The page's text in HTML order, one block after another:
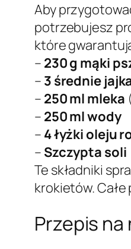
Aby
potrzebujesz
które
– 230 g mąki
– 3 średnie
– 250 ml mleka
– 250 ml wody
– 4 łyżki oleju
– Szczypta soli
Te składniki
krokietów.
Przepis